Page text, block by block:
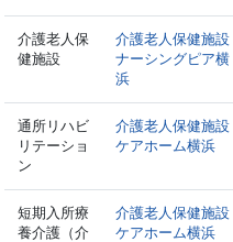
介護老人保
健施設
介護老人保健施設
ナーシングピア横
浜
通所リハビ
リテーショ
ン
介護老人保健施設
ケアホーム横浜
短期入所療
養介護（介
介護老人保健施設
ケアホーム横浜